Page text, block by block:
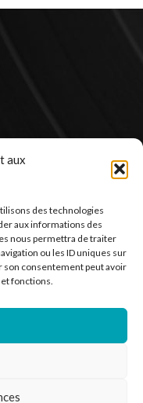
aux
des technologies
aux informations des
nous permettra de traiter
ou les ID uniques sur
son consentement peut avoir
fonctions.